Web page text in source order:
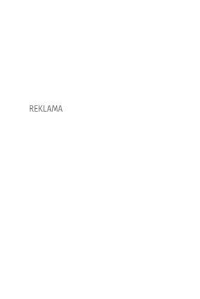
REKLAMA